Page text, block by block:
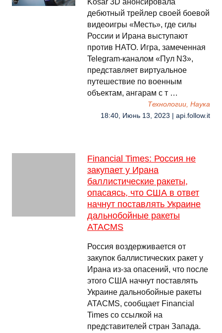
Kosar 3D анонсировала
дебютный трейлер своей боевой
видеоигры «Месть», где силы
России и Ирана выступают
против НАТО. Игра, замеченная
Telegram-каналом «Пул N3»,
представляет виртуальное
путешествие по военным
объектам, ангарам с т …
Технологии, Наука
18:40, Июнь 13, 2023 | api.follow.it
Financial Times: Россия не
закупает у Ирана
баллистические ракеты,
опасаясь, что США в ответ
начнут поставлять Украине
дальнобойные ракеты
ATACMS
Россия воздерживается от
закупок баллистических ракет у
Ирана из-за опасений, что после
этого США начнут поставлять
Украине дальнобойные ракеты
ATACMS, сообщает Financial
Times со ссылкой на
представителей стран Запада.